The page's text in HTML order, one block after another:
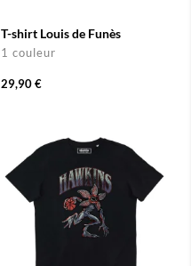
T-shirt Louis de Funès
1 couleur
29,90 €